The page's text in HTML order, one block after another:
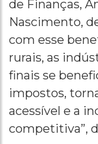
de Finanças,
Nascimento,
com esse
rurais, as
finais se
impostos,
acessível e a
competitiva”,